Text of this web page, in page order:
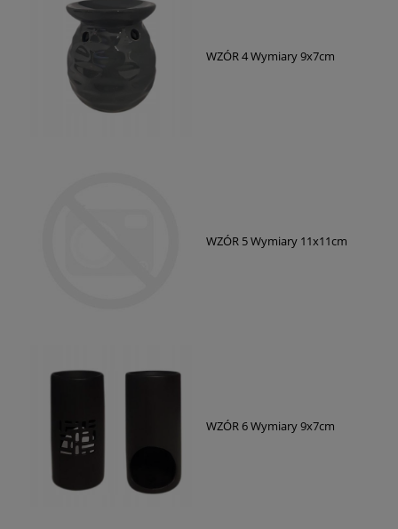
WZÓR 4 Wymiary 9x7cm
WZÓR 5 Wymiary 11x11cm
WZÓR 6 Wymiary 9x7cm